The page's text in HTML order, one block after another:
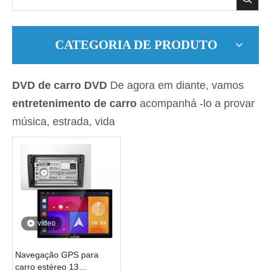
CATEGORIA DE PRODUTO
DVD de carro DVD De agora em diante, vamos
entretenimento de carro acompanhá -lo a provar
música, estrada, vida
vídeo
Navegação GPS para
carro estéreo 13